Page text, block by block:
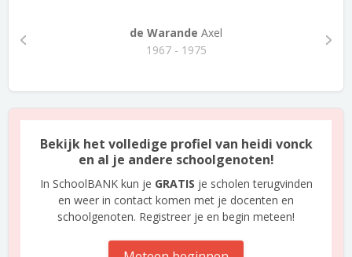
de Warande Axel
1967 - 1975
Bekijk het volledige profiel van heidi vonck
en al je andere schoolgenoten!
In SchoolBANK kun je GRATIS je scholen terugvinden
en weer in contact komen met je docenten en
schoolgenoten. Registreer je en begin meteen!